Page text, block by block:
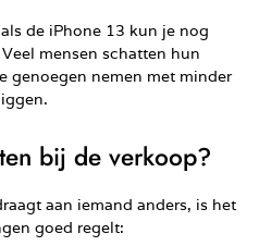
de iPhone 13 kun je nog
mensen schatten hun
genoegen nemen met minder
bij de verkoop?
aan iemand anders, is het
goed regelt: